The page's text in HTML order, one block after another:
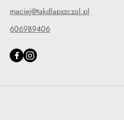
maciej@takdlapszczol.pl
606989406